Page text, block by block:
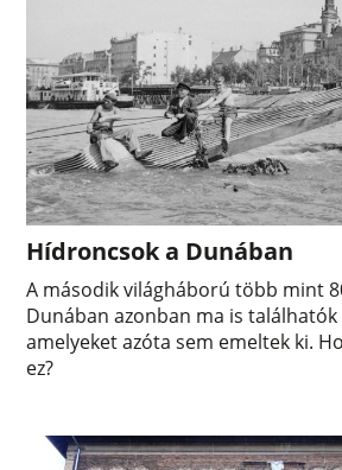
Hídroncsok a Dunában
A második világháború több mint
Dunában azonban ma is
amelyeket azóta sem emeltek ki.
ez?